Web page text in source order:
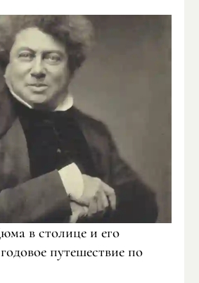
в столице и его
путешествие по